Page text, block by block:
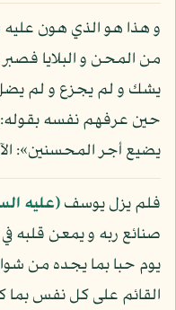
و هذا هو الذي هون عليه
من المحن و البلايا
يشك و لم يجزع و لم
حين عرفهم نفسه بقوله:
يضيع أجر المحسنين»: الآية 90 من
فلم يزل يوسف(عليه
صنائع ربه و يمعن قلبه
يوم حبا بما يجده من
القائم على كل نفس